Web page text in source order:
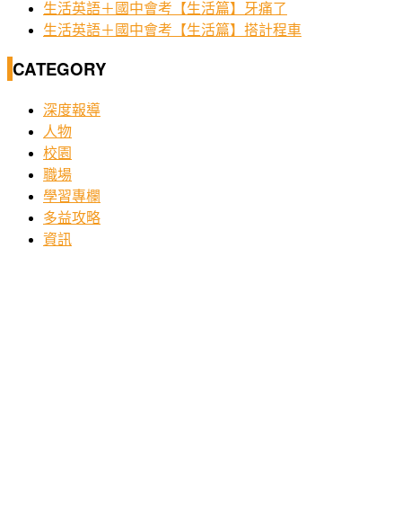
生活英語＋國中會考【生活篇】牙痛了
生活英語＋國中會考【生活篇】搭計程車
CATEGORY
深度報導
人物
校園
職場
學習專欄
多益攻略
資訊